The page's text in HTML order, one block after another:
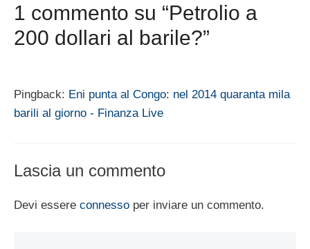
1 commento su “Petrolio a
200 dollari al barile?”
Pingback: Eni punta al Congo: nel 2014 quaranta mila
barili al giorno - Finanza Live
Lascia un commento
Devi essere connesso per inviare un commento.